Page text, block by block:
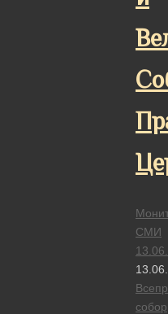
СМИ
собор